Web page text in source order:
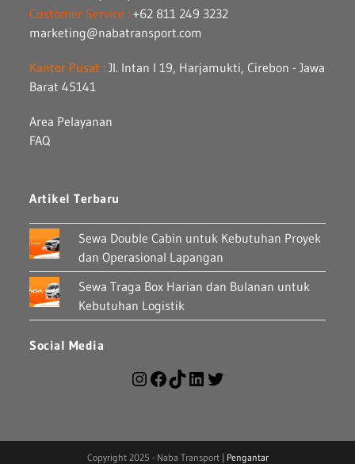
Customer Service : +62 811 249 3232
marketing@nabatransport.com
Kantor Pusat : Jl. Intan I 19, Harjamukti, Cirebon - Jawa
Barat 45141
Area Pelayanan
FAQ
Artikel Terbaru
Sewa Double Cabin untuk Kebutuhan Proyek
dan Operasional Lapangan
Sewa Traga Box Harian dan Bulanan untuk
Kebutuhan Logistik
Social Media
Copyright 2025 - Naba Transport | Pengantar